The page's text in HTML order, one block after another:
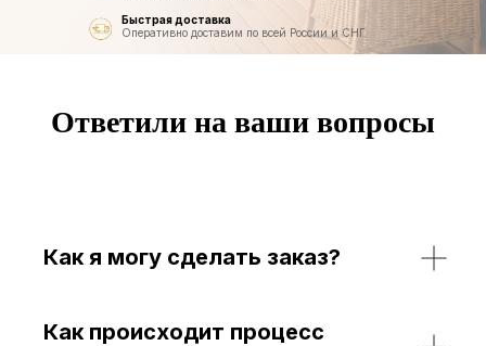
Быстрая доставка
Оперативно доставим по всей России и СНГ
Ответили на ваши вопросы
Как я могу сделать заказ?
Как происходит процесс